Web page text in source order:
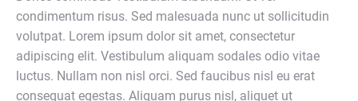
condimentum risus. Sed malesuada nunc ut sollicitudin
volutpat. Lorem ipsum dolor sit amet, consectetur
adipiscing elit. Vestibulum aliquam sodales odio vitae
luctus. Nullam non nisl orci. Sed faucibus nisl eu erat
consequat egestas. Aliquam purus nisl, aliquet ut